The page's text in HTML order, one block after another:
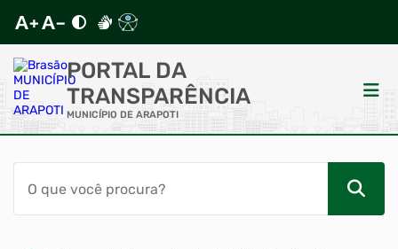
PORTAL DA
TRANSPARÊNCIA
MUNICÍPIO DE ARAPOTI
ACESSO RÁPIDO
Acessibilidade